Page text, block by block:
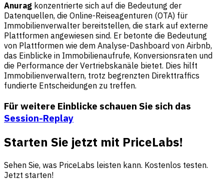
Anurag konzentrierte sich auf die Bedeutung der
Datenquellen, die Online-Reiseagenturen (OTA) für
Immobilienverwalter bereitstellen, die stark auf externe
Plattformen angewiesen sind. Er betonte die Bedeutung
von Plattformen wie dem Analyse-Dashboard von Airbnb,
das Einblicke in Immobilienaufrufe, Konversionsraten und
die Performance der Vertriebskanäle bietet. Dies hilft
Immobilienverwaltern, trotz begrenzten Direkttraffics
fundierte Entscheidungen zu treffen.
Für weitere Einblicke schauen Sie sich das
Session-Replay
Starten Sie jetzt mit PriceLabs!
Sehen Sie, was PriceLabs leisten kann. Kostenlos testen.
Jetzt starten!